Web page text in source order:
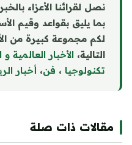
نصل لقرائنا الأعزاء
بما يليق بقواعد وقيم
لكم مجموعة كبيرة من
التالية، الأخبار العالمية
تكنولوجيا ، فن، أخبار
مقالات ذات صلة